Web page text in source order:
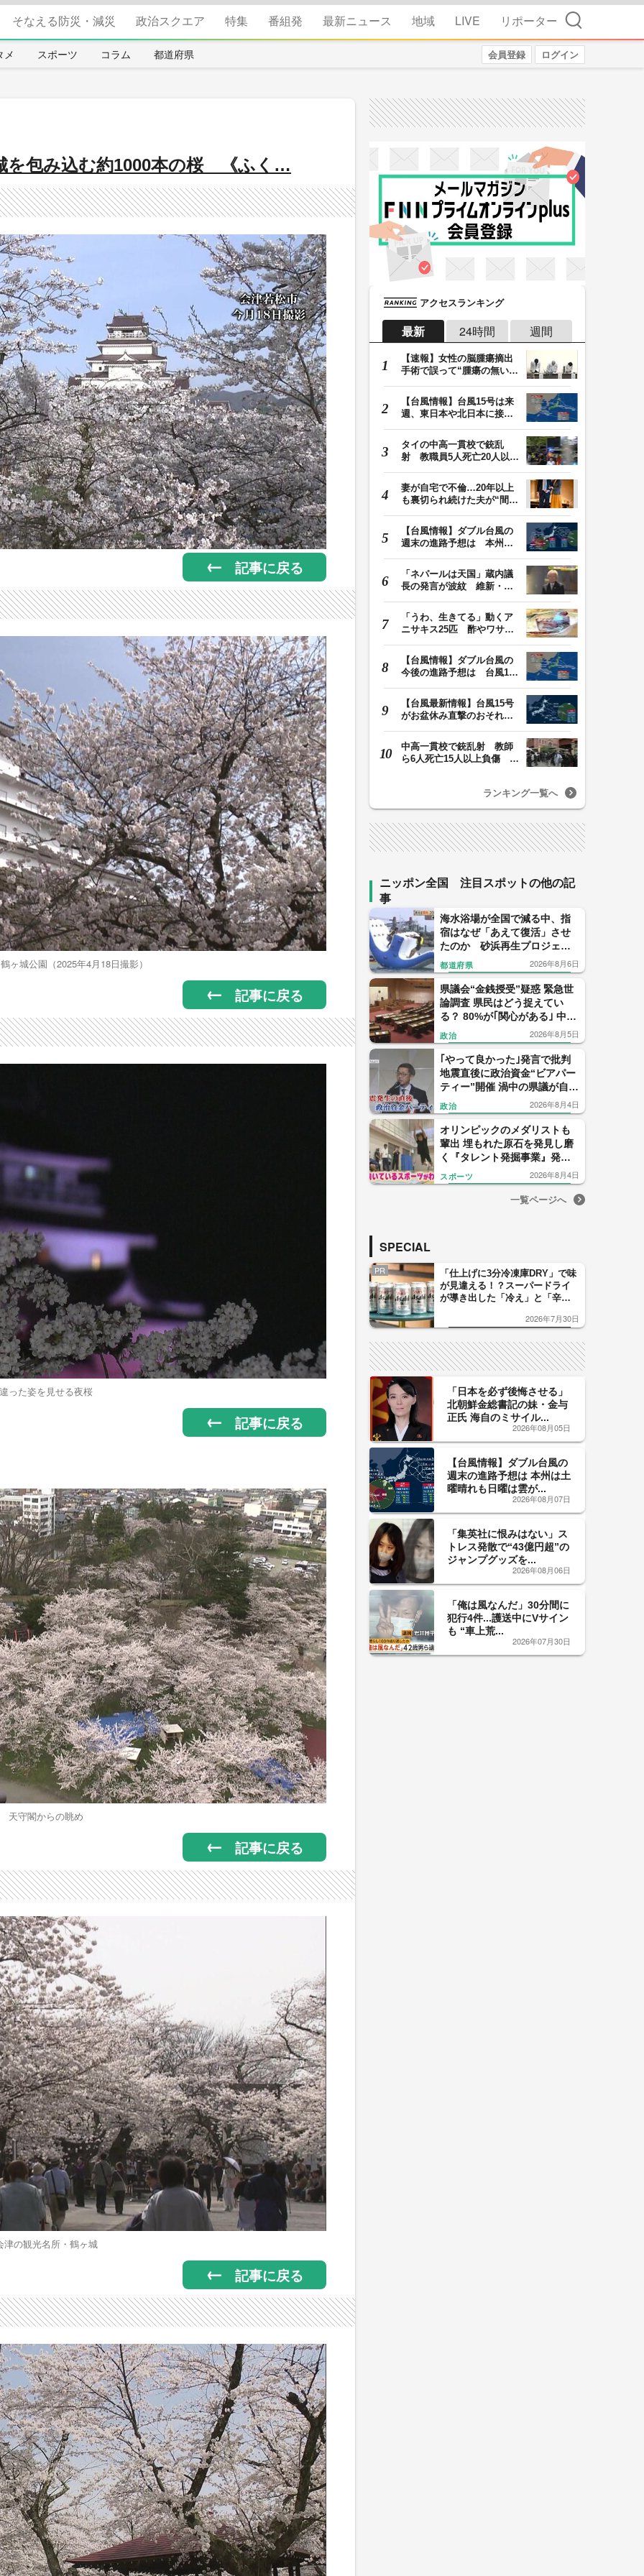
そなえる防災・減災 政治スクエア 特集 番組発 最新ニュース 地域 LIVE リポーター 検索
メ スポーツ コラム 都道府県 会員登録 ログイン
を包み込む約1000本の桜 《ふく…
記事に戻る
ヶ城公園（2025年4月18日撮影）
記事に戻る
違った姿を見せる夜桜
記事に戻る
天守閣からの眺め
記事に戻る
津の観光名所・鶴ヶ城
記事に戻る
アクセスランキング
最新 24時間 週間
【速報】女性の脳腫瘍摘出
手術で誤って“腫瘍の無い部
【台風情報】台風15号は来
週、東日本や北日本に接近
タイの中高一貫校で銃乱
射 教職員5人死亡20人以上
妻が自宅で不倫…20年以上
も裏切られ続けた夫が“間
【台風情報】ダブル台風の
週末の進路予想は 本州は
「ネパールは天国」蔵内議
長の発言が波紋 維新・吉
「うわ、生きてる」動くア
ニサキス25匹 酢やワサビ
【台風情報】ダブル台風の
今後の進路予想は 台風13
【台風最新情報】台風15号
がお盆休み直撃のおそれ
中高一貫校で銃乱射 教師
ら6人死亡15人以上負傷 容
ランキング一覧へ
ニッポン全国 注目スポットの他の記
事
海水浴場が全国で減る中、指
宿はなぜ「あえて復活」させ
たのか 砂浜再生プロジェク
トの舞台裏
都道府県 2026年8月6日
県議会“金銭授受”疑惑 緊急世
論調査 県民はどう捉えてい
る？ 80%が｢関心がある｣ 中尾
元県議の会見 信用したのは僅
か1% 【福岡発】
政治 2026年8月5日
｢やって良かった｣発言で批判
地震直後に政治資金“ビアパー
ティー”開催 渦中の県議が自民
党県議団トップを辞任表明
【福岡発】
政治 2026年8月4日
オリンピックのメダリストも
輩出 埋もれた原石を発見し磨
く『タレント発掘事業』発足
から22年 1000人に1人の“狭き
門” 【福岡発】
スポーツ 2026年8月4日
一覧ページへ
SPECIAL
PR
「仕上げに3分冷凍庫DRY」で味
が見違える！？スーパードライ
が導き出した「冷え」と「辛
した「辛口カーブ」が飲み頃の
2026年7月30日
「日本を必ず後悔させる」
北朝鮮金総書記の妹・金与
正氏 海自のミサイル...
2026年08月05日
【台風情報】ダブル台風の
週末の進路予想は 本州は土
曜晴れも日曜は雲が...
2026年08月07日
「集英社に恨みはない」ス
トレス発散で“43億円超”の
ジャンプグッズを...
2026年08月06日
「俺は風なんだ」30分間に
犯行4件...護送中にVサイン
も “車上荒...
2026年07月30日